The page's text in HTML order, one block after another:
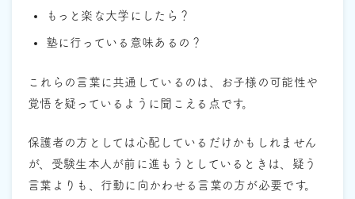
もっと楽な大学にしたら？
塾に行っている意味あるの？
これらの言葉に共通しているのは、お子様の可能性や
覚悟を疑っているように聞こえる点です。
保護者の方としては心配しているだけかもしれません
が、受験生本人が前に進もうとしているときは、疑う
言葉よりも、行動に向かわせる言葉の方が必要です。